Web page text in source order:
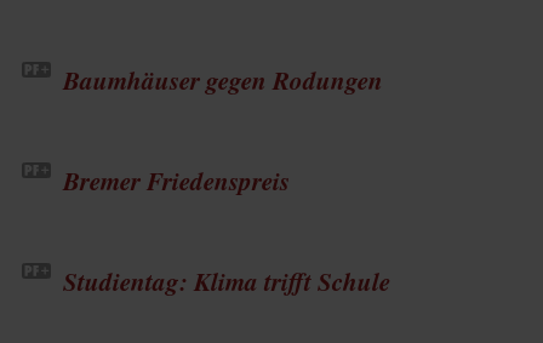
Baumhäuser gegen Rodungen
Bremer Friedenspreis
Studientag: Klima trifft Schule